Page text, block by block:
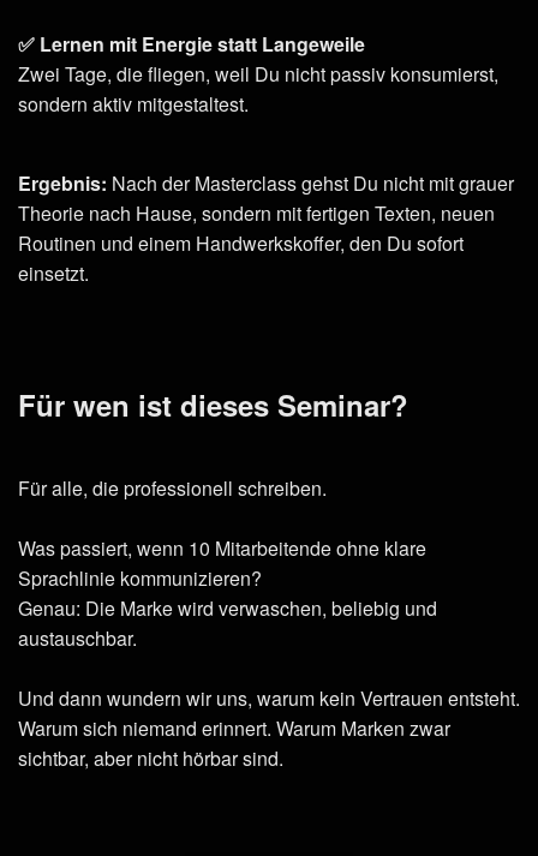
✅ Lernen mit Energie statt Langeweile
Zwei Tage, die fliegen, weil Du nicht passiv konsumierst,
sondern aktiv mitgestaltest.
Ergebnis: Nach der Masterclass gehst Du nicht mit grauer
Theorie nach Hause, sondern mit fertigen Texten, neuen
Routinen und einem Handwerkskoffer, den Du sofort
einsetzt.
Für wen ist dieses Seminar?
Für alle, die professionell schreiben.
Was passiert, wenn 10 Mitarbeitende ohne klare
Sprachlinie kommunizieren?
Genau: Die Marke wird verwaschen, beliebig und
austauschbar.
Und dann wundern wir uns, warum kein Vertrauen entsteht.
Warum sich niemand erinnert. Warum Marken zwar
sichtbar, aber nicht hörbar sind.